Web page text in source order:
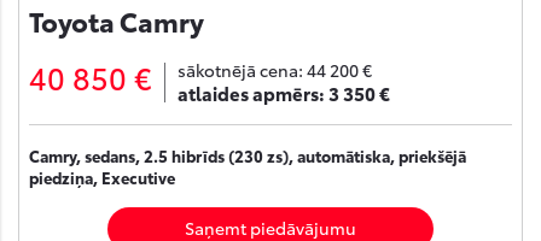
Toyota Camry
40 850 € sākotnējā cena: 44 200 €
atlaides apmērs:3 350 €
Camry, sedans, 2.5 hibrīds (230 zs), automātiska, priekšējā
piedziņa, Executive
Saņemt piedāvājumu